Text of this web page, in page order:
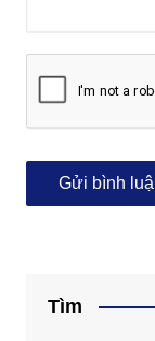
Tìm